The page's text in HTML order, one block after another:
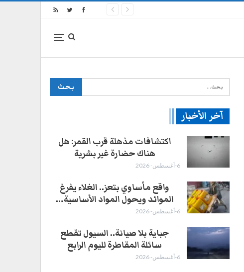
آخر الأخبار
اكتشافات مذهلة قرب القمر: هل
هناك حضارة غير بشرية
6-أغسطس- 2026
واقع مأساوي بتعز.. الغلاء يفرغ
الموائد ويحول المواد الأساسية…
6-أغسطس- 2026
جباية بلا صيانة.. السيول تقطع
سائلة المقاطرة لليوم الرابع
6-أغسطس- 2026